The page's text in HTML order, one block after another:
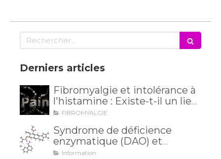
Rechercher
Derniers articles
Fibromyalgie et intolérance à
l'histamine : Existe-t-il un lien
méconnu ?
FIBROMYALGIE
Syndrome de déficience
enzymatique (DAO) et
intolérance à l'histamine: et si
Information